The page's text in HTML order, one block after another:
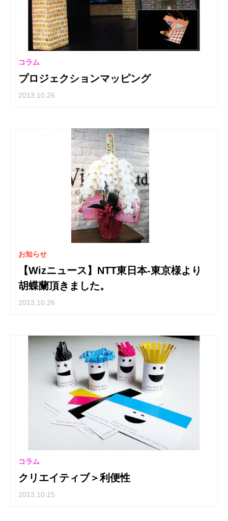
コラム
プロジェクションマッピング
2013.10.26
お知らせ
【Wizニュース】NTT東日本-東京様より
胡蝶蘭頂きました。
2013.10.26
コラム
クリエイティブ＞利便性
2013.10.15